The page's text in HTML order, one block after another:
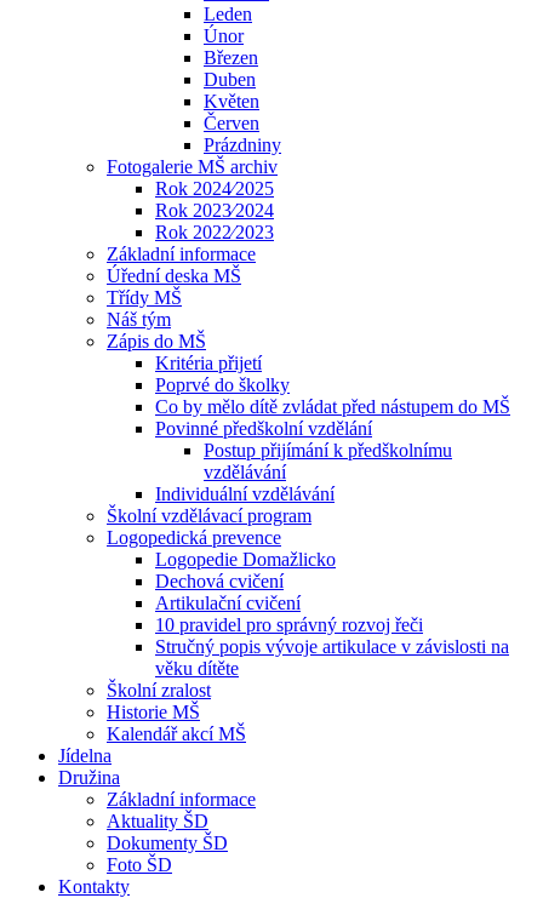
Leden
Únor
Březen
Duben
Květen
Červen
Prázdniny
Fotogalerie MŠ archiv
Rok 2024⁄2025
Rok 2023⁄2024
Rok 2022⁄2023
Základní informace
Úřední deska MŠ
Třídy MŠ
Náš tým
Zápis do MŠ
Kritéria přijetí
Poprvé do školky
Co by mělo dítě zvládat před nástupem do MŠ
Povinné předškolní vzdělání
Postup přijímání k předškolnímu
vzdělávání
Individuální vzdělávání
Školní vzdělávací program
Logopedická prevence
Logopedie Domažlicko
Dechová cvičení
Artikulační cvičení
10 pravidel pro správný rozvoj řeči
Stručný popis vývoje artikulace v závislosti na
věku dítěte
Školní zralost
Historie MŠ
Kalendář akcí MŠ
Jídelna
Družina
Základní informace
Aktuality ŠD
Dokumenty ŠD
Foto ŠD
Kontakty